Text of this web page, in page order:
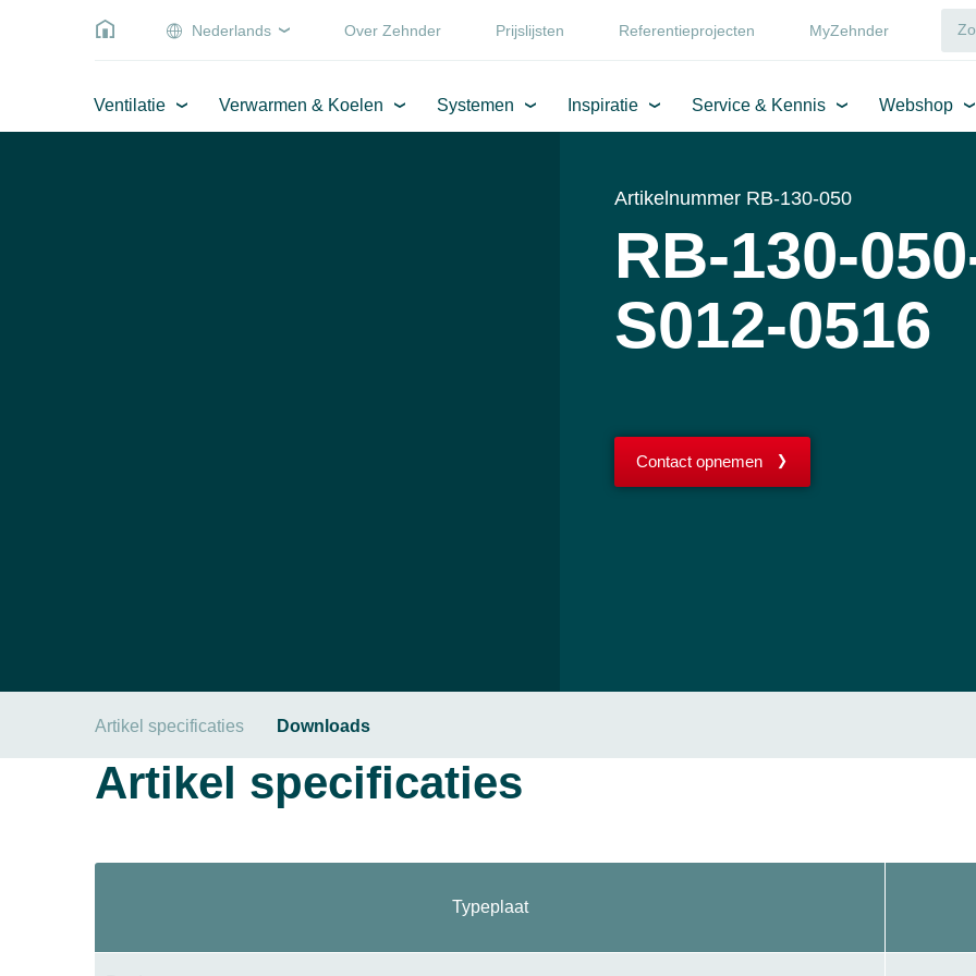
Nederlands Over Zehnder Prijslijsten Referentieprojecten MyZehnder
Ventilatie Verwarmen & Koelen Systemen Inspiratie Service & Kennis Webshop
Artikelnummer RB-130-050
RB-130-
S012-0516
Contact opnemen
Artikel specificaties Downloads
Artikel specificaties
Typeplaat